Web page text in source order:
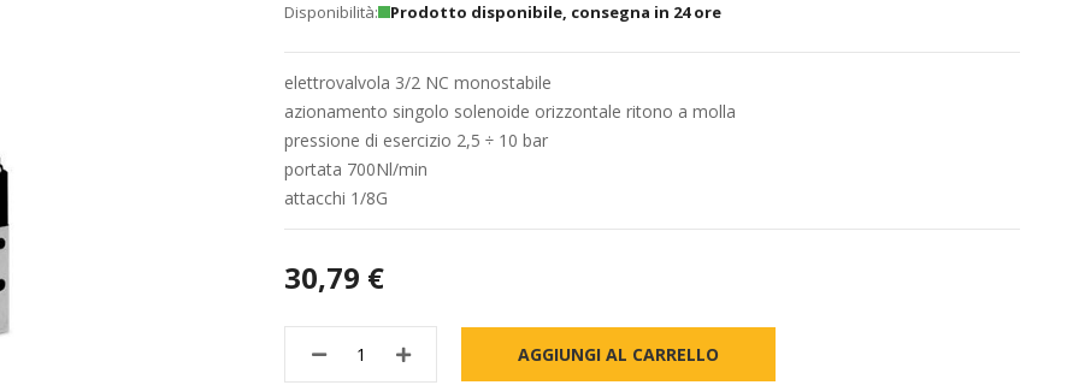
Prodotto disponibile, consegna in 24 ore
elettrovalvola 3/2 NC monostabile
azionamento singolo solenoide orizzontale ritono a molla
pressione di esercizio 2,5 ÷ 10 bar
portata 700Nl/min
attacchi 1/8G
30,79 €
AGGIUNGI AL CARRELLO